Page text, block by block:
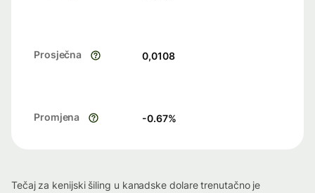
Prosječna 0,0108
Promjena -0.67%
Tečaj za kenijski šiling u kanadske dolare trenutačno je